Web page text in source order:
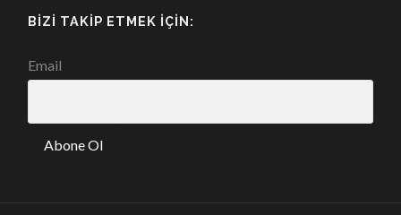
BIZI TAKIP ETMEK İÇIN:
Email